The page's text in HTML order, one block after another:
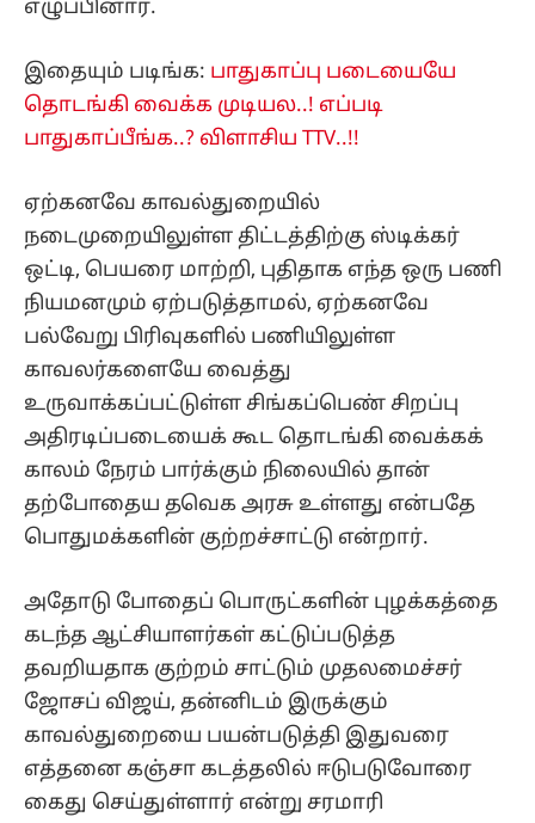
எழுப்பினார்.
இதையும் படிங்க: பாதுகாப்பு படையையே
தொடங்கி வைக்க முடியல..! எப்படி
பாதுகாப்பீங்க..? விளாசிய TTV..!!
ஏற்கனவே காவல்துறையில்
நடைமுறையிலுள்ள திட்டத்திற்கு ஸ்டிக்கர்
ஒட்டி, பெயரை மாற்றி, புதிதாக எந்த ஒரு பணி
நியமனமும் ஏற்படுத்தாமல், ஏற்கனவே
பல்வேறு பிரிவுகளில் பணியிலுள்ள
காவலர்களையே வைத்து
உருவாக்கப்பட்டுள்ள சிங்கப்பெண் சிறப்பு
அதிரடிப்படையைக் கூட தொடங்கி வைக்கக்
காலம் நேரம் பார்க்கும் நிலையில் தான்
தற்போதைய தவெக அரசு உள்ளது என்பதே
பொதுமக்களின் குற்றச்சாட்டு என்றார்.
அதோடு போதைப் பொருட்களின் புழக்கத்தை
கடந்த ஆட்சியாளர்கள் கட்டுப்படுத்த
தவறியதாக குற்றம் சாட்டும் முதலமைச்சர்
ஜோசப் விஜய், தன்னிடம் இருக்கும்
காவல்துறையை பயன்படுத்தி இதுவரை
எத்தனை கஞ்சா கடத்தலில் ஈடுபடுவோரை
கைது செய்துள்ளார் என்று சரமாரி